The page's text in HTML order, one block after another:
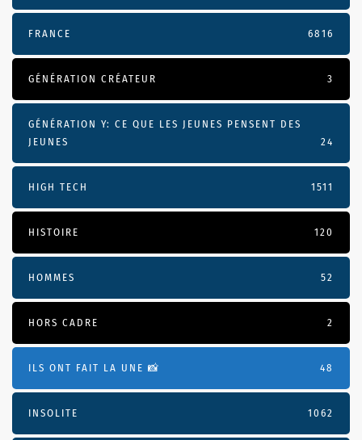
FRANCE 6816
GÉNÉRATION CRÉATEUR 3
GÉNÉRATION Y: CE QUE LES JEUNES PENSENT DES
JEUNES
24
HIGH TECH 1511
HISTOIRE 120
HOMMES 52
HORS CADRE 2
ILS ONT FAIT LA UNE 📸 48
INSOLITE 1062